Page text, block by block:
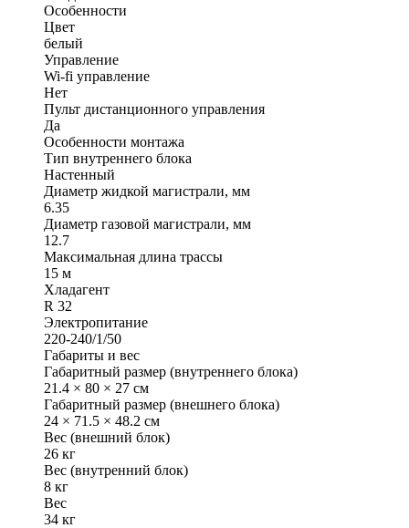
Особенности
Цвет
белый
Управление
Wi-fi управление
Нет
Пульт дистанционного управления
Да
Особенности монтажа
Тип внутреннего блока
Настенный
Диаметр жидкой магистрали, мм
6.35
Диаметр газовой магистрали, мм
12.7
Максимальная длина трассы
15 м
Хладагент
R 32
Электропитание
220-240/1/50
Габариты и вес
Габаритный размер (внутреннего блока)
21.4 × 80 × 27 см
Габаритный размер (внешнего блока)
24 × 71.5 × 48.2 см
Вес (внешний блок)
26 кг
Вес (внутренний блок)
8 кг
Вес
34 кг